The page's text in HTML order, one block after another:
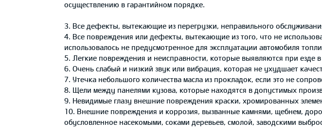
осуществлению в гарантийном порядке.
3. Все дефекты, вытекающие из перегрузки, неправильного
4. Все повреждения или дефекты, вытекающие из того, что не
использовалось не предусмотренное для эксплуатации автомобиля
5. Легкие повреждения и неисправности, которые выявляются при езде
6. Очень слабый и низкий звук или вибрация, которая не ухудшает
7. Утечка небольшого количества масла из прокладок, если это не
8. Щели между панелями кузова, которые находятся в допустимых
9. Невидимые глазу внешние повреждения краски, хромированных
10. Внешние повреждения и коррозия, вызванные камнями, щебнем,
обусловленное насекомыми, соками деревьев, смолой, заводскими